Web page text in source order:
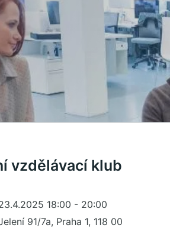
vzdělávací klub
18:00 - 20:00
91/7a, Praha 1, 118 00